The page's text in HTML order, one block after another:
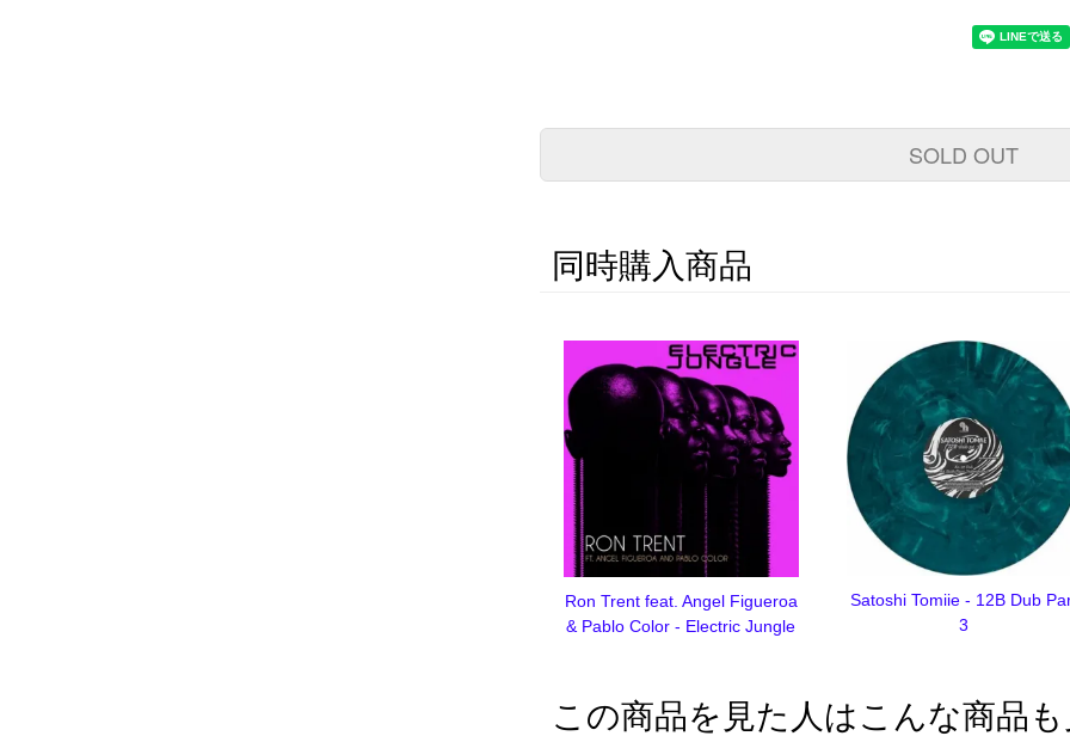
SOLD OUT
同時購入商品
Ron Trent feat. Angel Figueroa
& Pablo Color - Electric Jungle
Satoshi Tomiie - 12B Dub
3
この商品を見た人はこんな商品